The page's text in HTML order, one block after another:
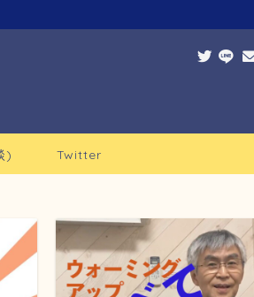
) Twitter